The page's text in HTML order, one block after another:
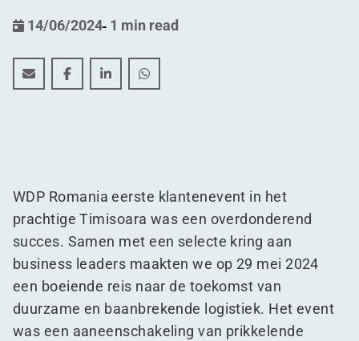
14/06/2024- 1 min read
Event terugblik: de toekomst van logistiek en
Event terugblik: de toekomst van logistiek en
Event terugblik: de toekomst van
Event terugblik: de toekomst van
WDP Romania eerste klantenevent in het
prachtige Timisoara was een overdonderend
succes. Samen met een selecte kring aan
business leaders maakten we op 29 mei 2024
een boeiende reis naar de toekomst van
duurzame en baanbrekende logistiek. Het event
was een aaneenschakeling van prikkelende